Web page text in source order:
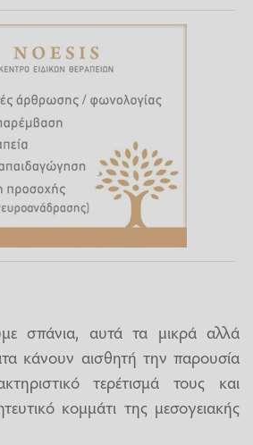
σπάνια, αυτά τα μικρά αλλά
κάνουν αισθητή την παρουσία
τερέτισμά τους και
κομμάτι της μεσογειακής